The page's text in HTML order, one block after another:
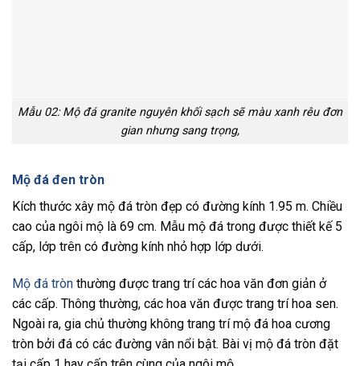
Mẫu 02: Mộ đá granite nguyên khối sạch sẽ màu xanh rêu đơn
gian nhưng sang trọng,
Mộ đá đen tròn
Kích thước xây mộ đá tròn đẹp có đường kính 1.95 m. Chiều
cao của ngôi mộ là 69 cm. Mẫu mộ đá trong được thiết kế 5
cấp, lớp trên có đường kính nhỏ hợp lớp dưới.
Mộ đá tròn thường được trang trí các hoa văn đơn giản ở
các cấp. Thông thường, các hoa văn được trang trí hoa sen.
Ngoài ra, gia chủ thường không trang trí mộ đá hoa cương
tròn bởi đá có các đường vân nổi bật. Bài vị mộ đá tròn đặt